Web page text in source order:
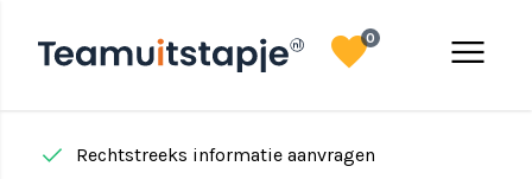
menu
favorite0
done Rechtstreeks informatie aanvragen